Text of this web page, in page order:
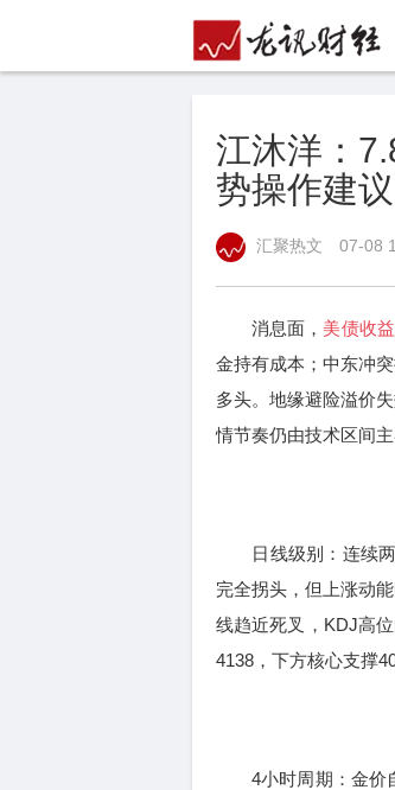
江沐洋：
势操作建议
汇聚热文 07-08
消息面， 美债收益
金持有成本；中东冲
多头。地缘避险溢价
情节奏仍由技术区间主
日线级别：连续两
完全拐头，但上涨动
线趋近死叉，KDJ高
4138，下方核心支撑
4小时周期：金价自